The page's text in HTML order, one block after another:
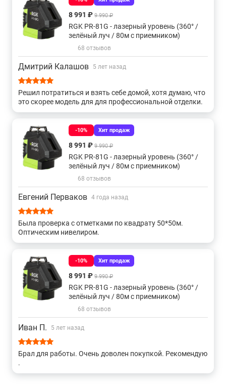
консультацию специалистов вы можете в нашем
по телефону или непосредственно на сайте с помощью
формы обратной связи или онлайн-консультанта.
Зеленые самовыравнивающиеся
Для стройки Для потолков 90 градусов
Gcl 2 С отвесом С красным лучом Sp
Gcl 2-15
3d с зеленым лучом Gll 2-15 Gll 2-50
Gll 5 Ротационные grl 300
До 100 метров 360 для стен
360 с красным лучом С отвесом недорогие
360 отвес Отвес для дома
Построители наклонных плоскостей
3d 360 с зеленым лучом
Линейно-точечные С 1 плоскостью
8 991 ₽ 9 990 ₽
RGK PR-81G - лазерный уровень (360° /
зелёный луч / 80м с приемником)
68 отзывов
Дмитрий Калашов 5 лет назад
Решил потратиться и взять себе домой, хотя думаю, что
это скорее модель для для профессиональной отделки.
-10% Хит продаж
8 991 ₽ 9 990 ₽
RGK PR-81G - лазерный уровень (360° /
зелёный луч / 80м с приемником)
68 отзывов
Евгений Перваков 4 года назад
Была проверка с отметками по квадрату 50*50м.
Оптическим нивелиром.
-10% Хит продаж
8 991 ₽ 9 990 ₽
RGK PR-81G - лазерный уровень (360° /
зелёный луч / 80м с приемником)
68 отзывов
Иван П. 5 лет назад
Брал для работы. Очень доволен покупкой. Рекомендую
.